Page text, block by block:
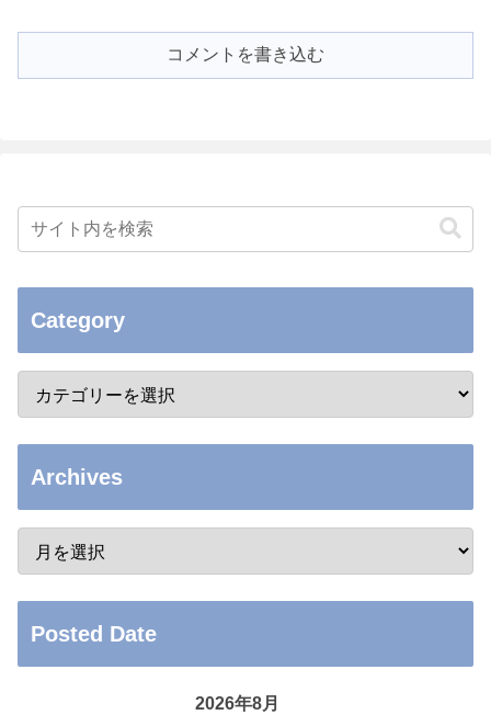
コメントを書き込む
Category
Archives
Posted Date
2026年8月